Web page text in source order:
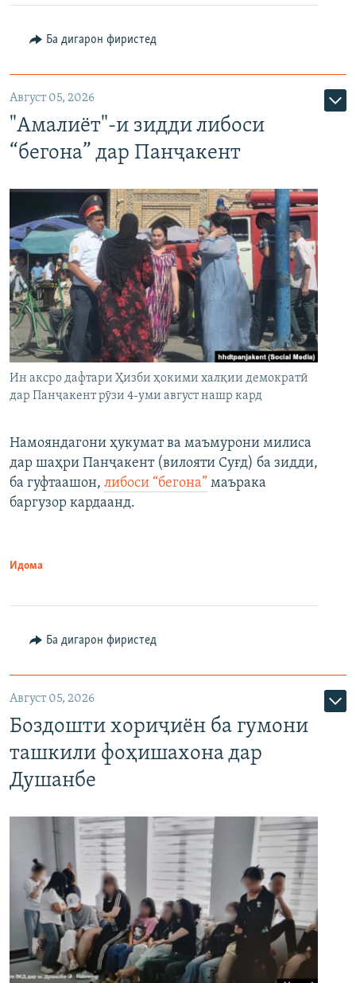
Ба дигарон фиристед
Август 05, 2026
"Амалиёт"-и зидди либоси
“бегона” дар Панҷакент
Ин аксро дафтари Ҳизби ҳокими халқии демократӣ
дар Панҷакент рӯзи 4-уми август нашр кард
Намояндагони ҳукумат ва маъмурони милиса
дар шаҳри Панҷакент (вилояти Суғд) ба зидди,
ба гуфтаашон, либоси “бегона” маърака
баргузор кардаанд.
Идома
Ба дигарон фиристед
Август 05, 2026
Боздошти хориҷиён ба гумони
ташкили фоҳишахона дар
Душанбе